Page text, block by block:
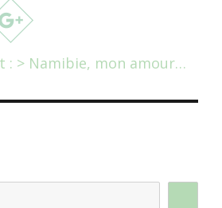
: > Namibie, mon amour…